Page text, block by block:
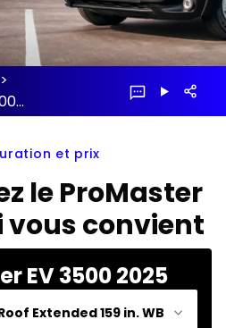
>
RAM ProMaster EV 3500 2025 configuration et prix
et prix
le ProMaster
vous convient
EV 3500 2025
Extended 159 in. WB